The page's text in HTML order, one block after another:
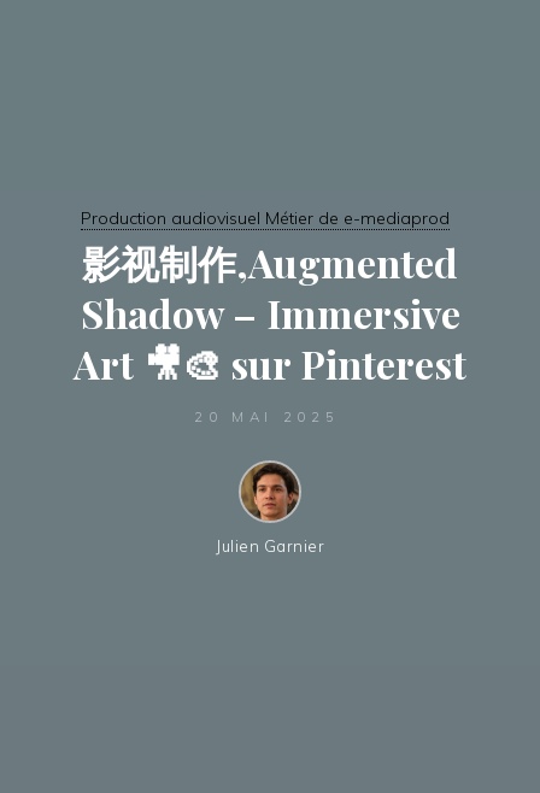
Production audiovisuel Métier de e-mediaprod
影视制作,Augmented
Shadow – Immersive
Art 🎥🎨 sur Pinterest
20 MAI 2025
Julien Garnier